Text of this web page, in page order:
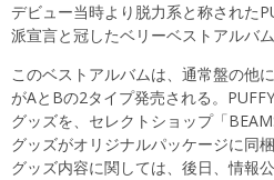
デビュー当時より脱力系と称された
派宣言と冠したベリーベストアルバム
このベストアルバムは、通常盤の他
がAとBの2タイプ発売される。
グッズを、セレクトショップ「
グッズがオリジナルパッケージに同
グッズ内容に関しては、後日、情報公